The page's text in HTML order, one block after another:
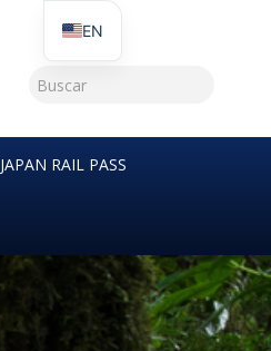
JAPAN RAIL PASS
EN